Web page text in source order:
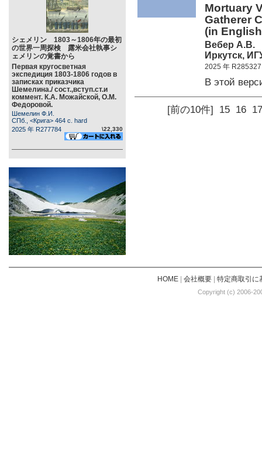
シェメリン 1803～1806年の最初
の世界一周探検 露米会社執事シ
ェメリンの覚書から
Первая кругосветная
экспедиция 1803-1806 годов в
записках приказчика
Шемелина./ сост.,вступ.ст.и
коммент. К.А. Можайской, О.М.
Федоровой.
Шемелин Ф.И.
СПб., <Крига> 464 c. hard
2025 年 R277784
\22,330
Mortuary
Gatherer
(in
Вебер А.В.
Иркутск,
2025 年 R285327
В этой
[前の10件] 15 16 17
HOME| 会社概要| 特定商取引に
Copyright (c) 2006-